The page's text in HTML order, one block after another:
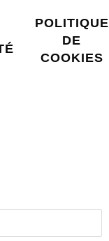
POLITIQUE
DE
COOKIES